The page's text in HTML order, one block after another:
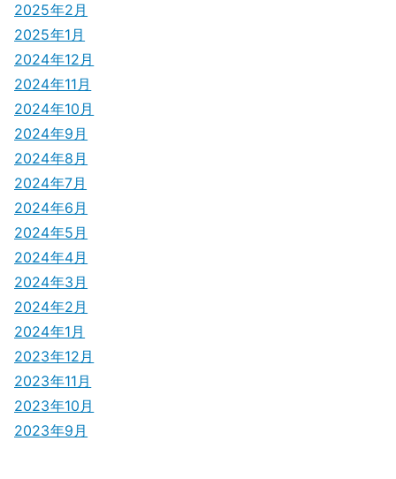
2025年2月
2025年1月
2024年12月
2024年11月
2024年10月
2024年9月
2024年8月
2024年7月
2024年6月
2024年5月
2024年4月
2024年3月
2024年2月
2024年1月
2023年12月
2023年11月
2023年10月
2023年9月